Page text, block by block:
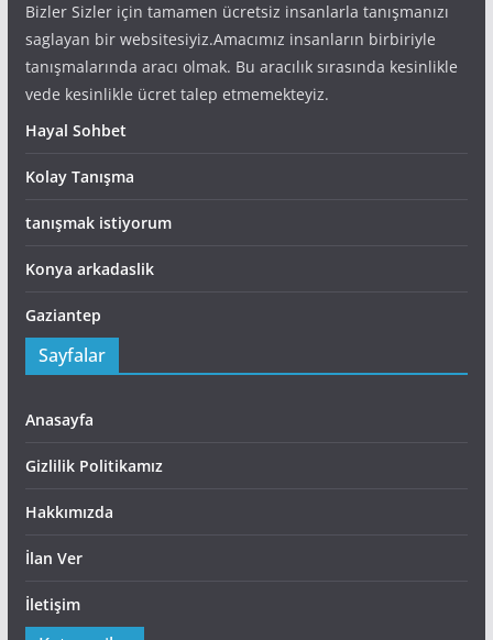
Bizler Sizler için tamamen ücretsiz insanlarla tanışmanızı
saglayan bir websitesiyiz.Amacımız insanların birbiriyle
tanışmalarında aracı olmak. Bu aracılık sırasında kesinlikle
vede kesinlikle ücret talep etmemekteyiz.
Hayal Sohbet
Kolay Tanışma
tanışmak istiyorum
Konya arkadaslik
Gaziantep
Sayfalar
Anasayfa
Gizlilik Politikamız
Hakkımızda
İlan Ver
İletişim